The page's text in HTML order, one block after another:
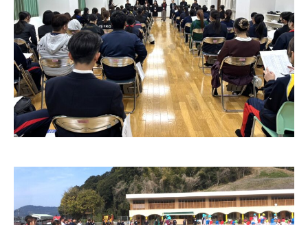
資料請求
お問い合わせ
企業の方へ
情報公開
修学支援に関する確認申請書
認証評価
財務情報